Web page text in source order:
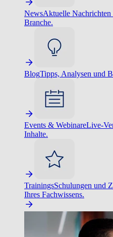
NewsAktuelle
Branche.
BlogTipps, Analysen und
Events & WebinareLive-
Inhalte.
TrainingsSchulungen und
Ihres Fachwissens.